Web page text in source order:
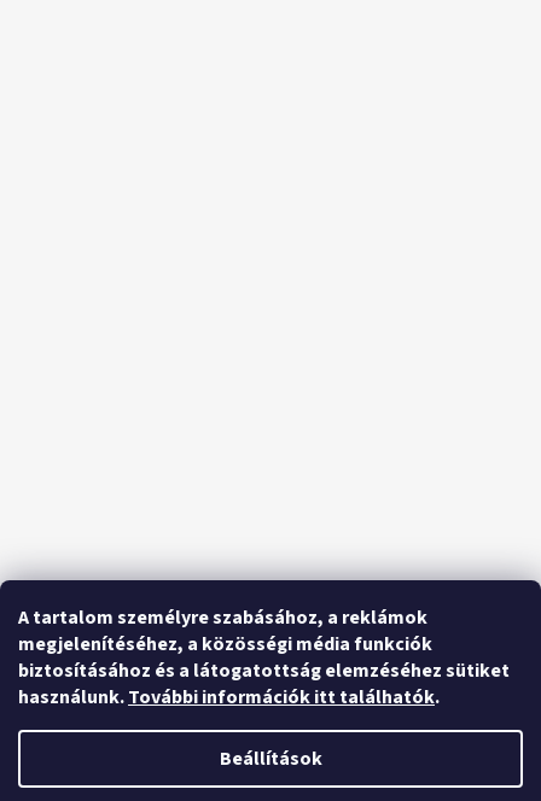
A tartalom személyre szabásához, a reklámok
megjelenítéséhez, a közösségi média funkciók
biztosításához és a látogatottság elemzéséhez sütiket
használunk.További információk itt találhatók.
Beállítások